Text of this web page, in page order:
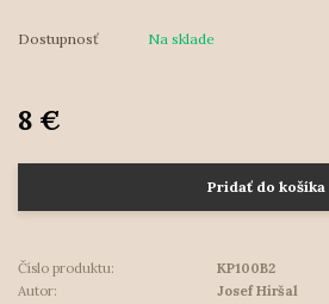
Dostupnosť Na sklade
8 €
Pridať do košíka
Číslo produktu:
KP100B2
Autor:
Josef Hiršal